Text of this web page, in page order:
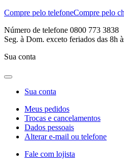
Compre pelo telefoneCompre pelo
Número de telefone 0800 773 3838
Seg. à Dom. exceto feriados das 8h
Sua conta
Sua conta
Meus pedidos
Trocas e cancelamentos
Dados pessoais
Alterar e-mail ou telefone
Fale com lojista